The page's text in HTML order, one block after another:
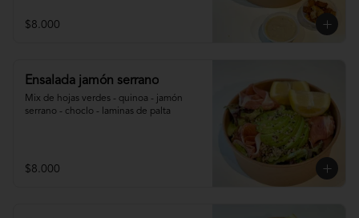
$8.000
Ensalada jamón serrano
Mix de hojas verdes - quinoa - jamón
serrano - choclo - laminas de palta
$8.000